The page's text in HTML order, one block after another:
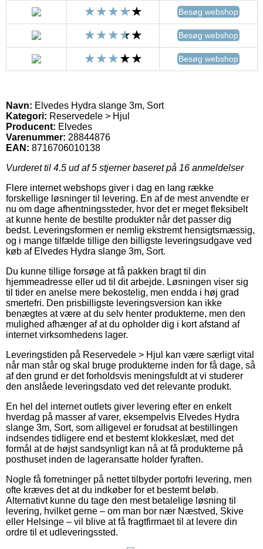
Besøg webshop
Besøg webshop
Besøg webshop
Navn: Elvedes Hydra slange 3m, Sort
Kategori: Reservedele > Hjul
Producent: Elvedes
Varenummer: 28844876
EAN: 8716706010138
Vurderet til 4.5 ud af 5 stjerner baseret på 16 anmeldelser
Flere internet webshops giver i dag en lang række
forskellige løsninger til levering. En af de mest anvendte er
nu om dage afhentningssteder, hvor det er meget fleksibelt
at kunne hente de bestilte produkter når det passer dig
bedst. Leveringsformen er nemlig ekstremt hensigtsmæssig,
og i mange tilfælde tillige den billigste leveringsudgave ved
køb af Elvedes Hydra slange 3m, Sort.
Du kunne tillige forsøge at få pakken bragt til din
hjemmeadresse eller ud til dit arbejde. Løsningen viser sig
til tider en anelse mere bekostelig, men endda i høj grad
smertefri. Den prisbilligste leveringsversion kan ikke
benægtes at være at du selv henter produkterne, men den
mulighed afhænger af at du opholder dig i kort afstand af
internet virksomhedens lager.
Leveringstiden på Reservedele > Hjul kan være særligt vital
når man står og skal bruge produkterne inden for få dage, så
af den grund er det forholdsvis meningsfuldt at vi studerer
den anslåede leveringsdato ved det relevante produkt.
En hel del internet outlets giver levering efter en enkelt
hverdag på masser af varer, eksempelvis Elvedes Hydra
slange 3m, Sort, som alligevel er forudsat at bestillingen
indsendes tidligere end et bestemt klokkeslæt, med det
formål at de højst sandsynligt kan nå at få produkterne på
posthuset inden de lageransatte holder fyraften.
Nogle få forretninger på nettet tilbyder portofri levering, men
ofte kræves det at du indkøber for et bestemt beløb.
Alternativt kunne du tage den mest betalelige løsning til
levering, hvilket gerne – om man bor nær Næstved, Skive
eller Helsinge – vil blive at få fragtfirmaet til at levere din
ordre til et udleveringssted.